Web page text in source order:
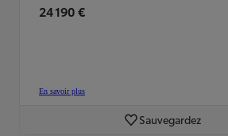
24 190 €
En savoir plus
Sauvegardez